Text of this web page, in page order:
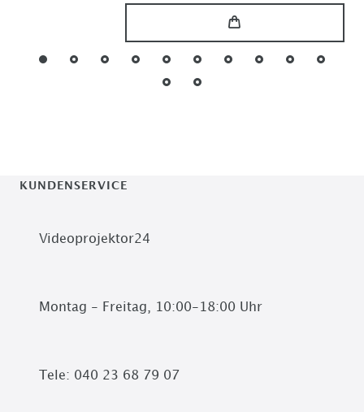
KUNDENSERVICE
Videoprojektor24
Montag - Freitag, 10:00-18:00 Uhr
Tele: 040 23 68 79 07